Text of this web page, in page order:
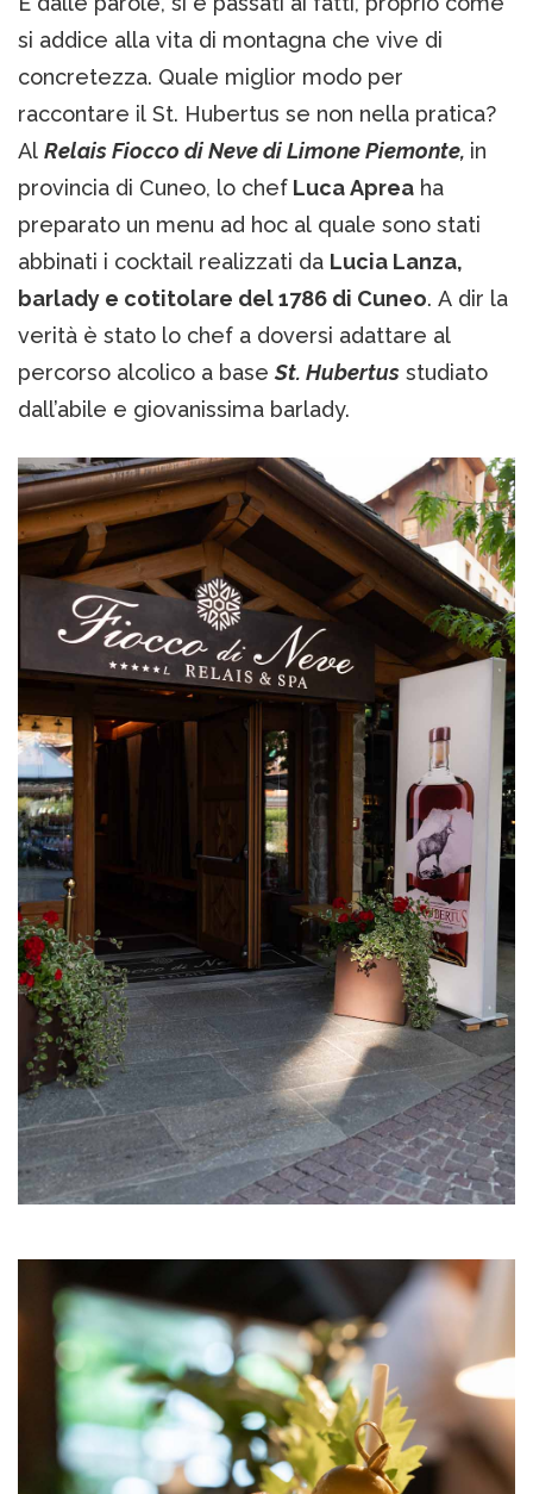
si addice alla vita di montagna che vive di
concretezza. Quale miglior modo per
raccontare il St. Hubertus se non nella pratica?
Al Relais Fiocco di Neve di Limone Piemonte, in
provincia di Cuneo, lo chef Luca Aprea ha
preparato un menu ad hoc al quale sono stati
abbinati i cocktail realizzati da Lucia Lanza,
barlady e cotitolare del 1786 di Cuneo. A dir la
verità è stato lo chef a doversi adattare al
percorso alcolico a baseSt. Hubertus studiato
dall’abile e giovanissima barlady.